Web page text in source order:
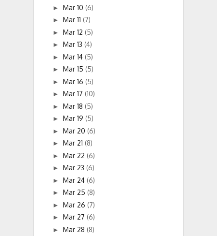
► Mar 10 (6)
► Mar 11 (7)
► Mar 12 (5)
► Mar 13 (4)
► Mar 14 (5)
► Mar 15 (5)
► Mar 16 (5)
► Mar 17 (10)
► Mar 18 (5)
► Mar 19 (5)
► Mar 20 (6)
► Mar 21 (8)
► Mar 22 (6)
► Mar 23 (6)
► Mar 24 (6)
► Mar 25 (8)
► Mar 26 (7)
► Mar 27 (6)
► Mar 28 (8)